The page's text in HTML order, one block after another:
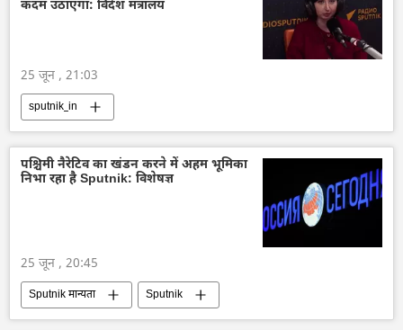
कदम उठाएगा: विदेश मंत्रालय
25 जून , 21:03
sputnik_in
पश्चिमी नैरेटिव का खंडन करने में अहम भूमिका
निभा रहा है Sputnik: विशेषज्ञ
25 जून , 20:45
Sputnik मान्यता
Sputnik
Rossiya Segodnya
सामूहिक पश्चिम